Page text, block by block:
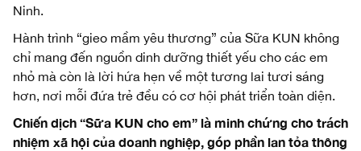
Ninh.
Hành trình “gieo mầm yêu thương” của Sữa KUN không
chỉ mang đến nguồn dinh dưỡng thiết yếu cho các em
nhỏ mà còn là lời hứa hẹn về một tương lai tươi sáng
hơn, nơi mỗi đứa trẻ đều có cơ hội phát triển toàn diện.
Chiến dịch “Sữa KUN cho em” là minh chứng cho trách
nhiệm xã hội của doanh nghiệp, góp phần lan tỏa thông